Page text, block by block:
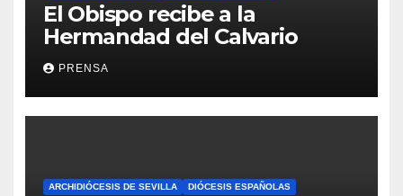
El Obispo recibe a la
Hermandad del Calvario
PRENSA
ARCHIDIÓCESIS DE SEVILLA DIÓCESIS ESPAÑOLAS